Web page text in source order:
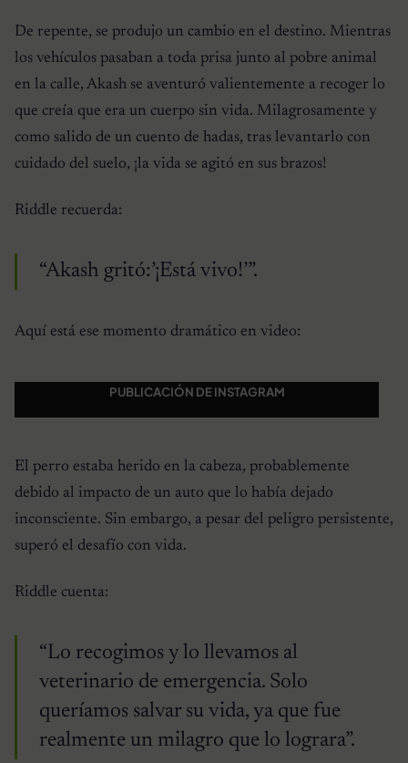
De repente, se produjo un cambio en el destino. Mientras
los vehículos pasaban a toda prisa junto al pobre animal
en la calle, Akash se aventuró valientemente a recoger lo
que creía que era un cuerpo sin vida. Milagrosamente y
como salido de un cuento de hadas, tras levantarlo con
cuidado del suelo, ¡la vida se agitó en sus brazos!
Riddle recuerda:
“Akash gritó:’¡Está vivo!’”.
Aquí está ese momento dramático en video:
PUBLICACIÓN DE INSTAGRAM
El perro estaba herido en la cabeza, probablemente
debido al impacto de un auto que lo había dejado
inconsciente. Sin embargo, a pesar del peligro persistente,
superó el desafío con vida.
Riddle cuenta:
“Lo recogimos y lo llevamos al
veterinario de emergencia. Solo
queríamos salvar su vida, ya que fue
realmente un milagro que lo lograra”.